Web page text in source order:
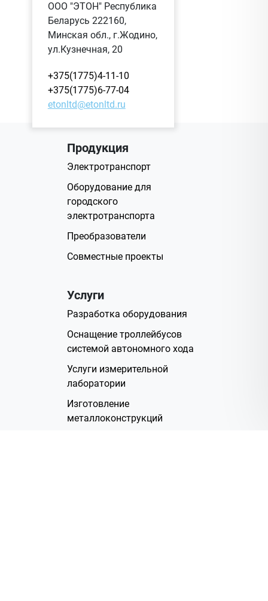
ООО "ЭТОН" Республика
Беларусь 222160,
Минская обл., г.Жодино,
ул.Кузнечная, 20
+375(1775)4-11-10
+375(1775)6-77-04
etonltd@etonltd.ru
Продукция
Электротранспорт
Оборудование для
городского
электротранспорта
Преобразователи
Совместные проекты
Услуги
Разработка оборудования
Оснащение троллейбусов
системой автономного хода
Услуги измерительной
лаборатории
Изготовление
металлоконструкций